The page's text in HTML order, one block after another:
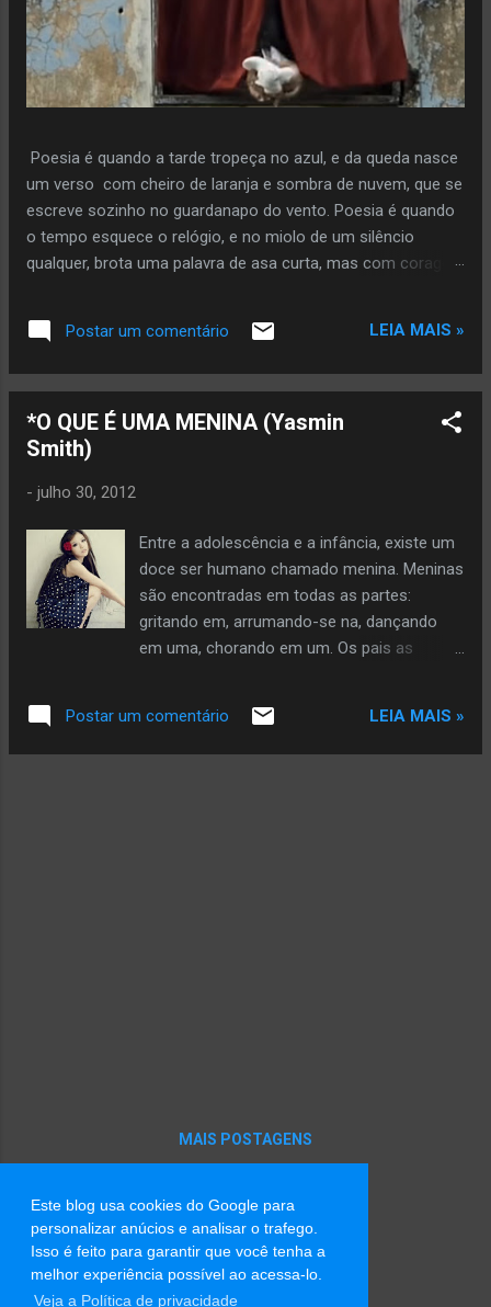
Este blog usa cookies do Google para
personalizar anúcios e analisar o trafego.
Isso é feito para garantir que você tenha a
melhor experiência possível ao acessa-lo.
Veja a Política de privacidade
Poesia é quando a tarde tropeça no azul, e da queda nasce
um verso com cheiro de laranja e sombra de nuvem, que se
escreve sozinho no guardanapo do vento. Poesia é quando
o tempo esquece o relógio, e no miolo de um silêncio
qualquer, brota uma palavra de asa curta, mas com coragem
sem pressa, sem plano, só porque ouviu o sussurro da terra
dizendo: “vai”. Copyright © 2026 by Glória Vara All rights
Postar um comentário LEIA MAIS »
*O QUE É UMA MENINA (Yasmin
Smith)
- julho 30, 2012
Entre a adolescência e a infância, existe um
doce ser humano chamado menina. Meninas
são encontradas em todas as partes:
gritando em, arrumando-se na, dançando
em uma, chorando em um. Os pais as
Postar um comentário LEIA MAIS »
MAIS POSTAGENS
Tecnologia do Blogger
Imagens de tema por